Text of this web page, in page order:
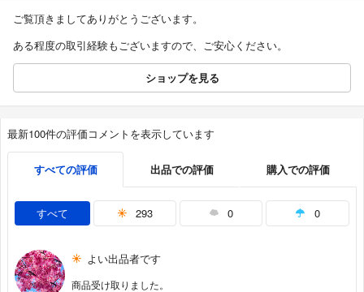
ご覧頂きましてありがとうございます。
ある程度の取引経験もございますので、ご安心ください。
ショップを見る
最新100件の評価コメントを表示しています
すべての評価 出品での評価 購入での評価
すべて 293 0 0
よい出品者です
商品受け取りました。